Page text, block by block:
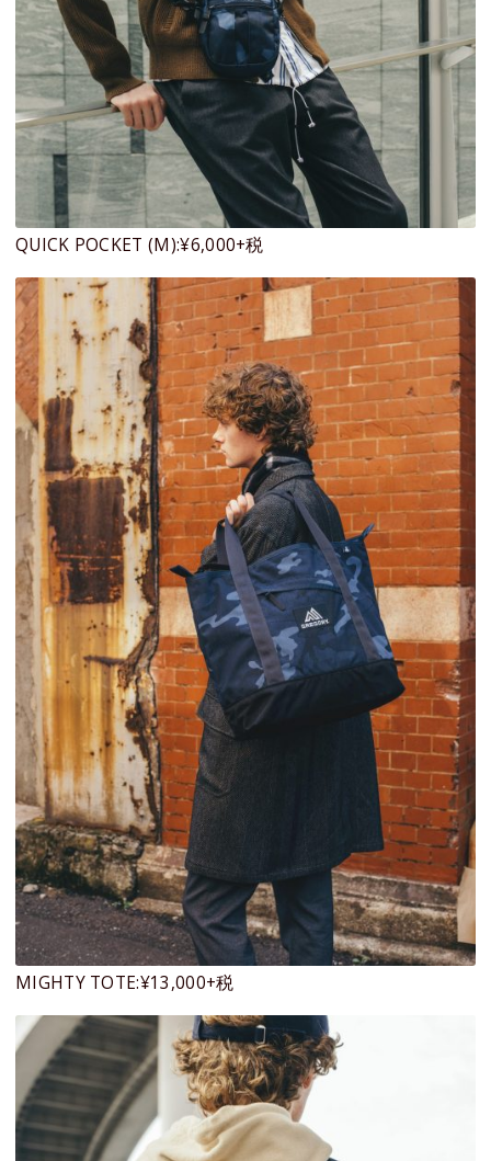
QUICK POCKET (M):¥6,000+税
MIGHTY TOTE:¥13,000+税